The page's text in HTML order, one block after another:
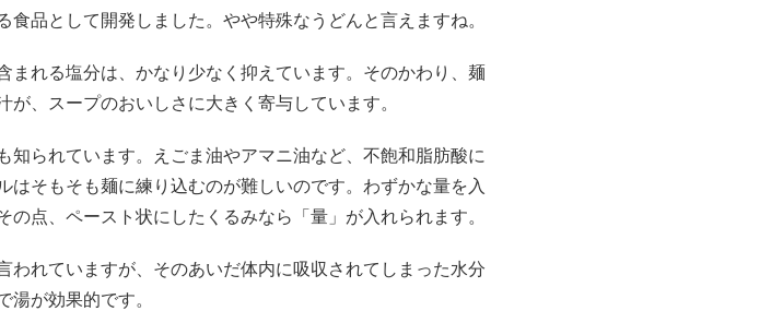
品として開発しました。やや特殊なうどんと言えますね。
まれる塩分は、かなり少なく抑えています。そのかわり、麺
、スープのおいしさに大きく寄与しています。
知られています。えごま油やアマニ油など、不飽和脂肪酸に
そもそも麺に練り込むのが難しいのです。わずかな量を入
点、ペースト状にしたくるみなら「量」が入れられます。
われていますが、そのあいだ体内に吸収されてしまった水分
湯が効果的です。